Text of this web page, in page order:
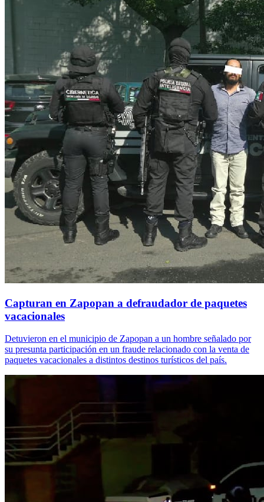
Capturan en Zapopan a defraudador de paquetes
vacacionales
Detuvieron en el municipio de Zapopan a un hombre señalado por
su presunta participación en un fraude relacionado con la venta de
paquetes vacacionales a distintos destinos turísticos del país.